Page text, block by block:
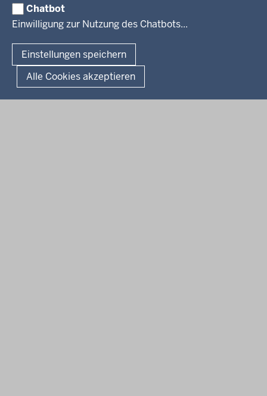
Chatbot
Einwilligung zur Nutzung des Chatbots...
Einstellungen speichern
Alle Cookies akzeptieren
Verfahrensübersichten
Überwachung umweltrelevanter Anlagen
© 2026 Bezirksregierung Köln
Organisationsplan
Lizenzbedingungen Geobasis NRW
Dokumente und Ressourcen
Kontakt